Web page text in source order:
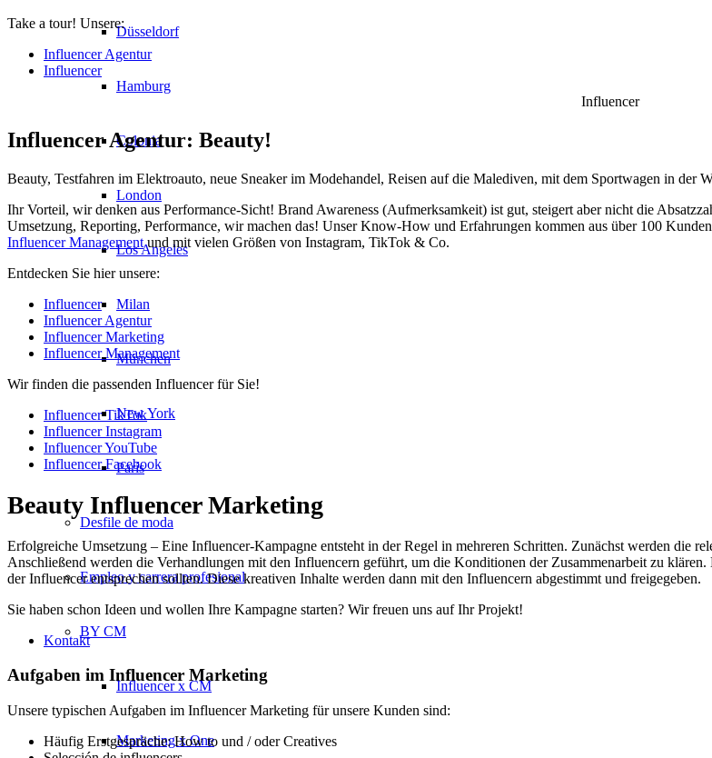
Düsseldorf
Hamburg
Colonia
London
Los Angeles
Milan
München
New York
París
Desfile de moda
Empleo y carrera profesional
BY CM
Influencer x CM
Marketing x One
Take a tour! Unsere:
Influencer Agentur
Influencer
Influencer
Influencer Agentur: Beauty!
Beauty, Testfahren im Elektroauto, neue Sneaker im Modehandel, Reisen auf die Malediven, mit dem Sportwagen in
Ihr Vorteil, wir denken aus Performance-Sicht! Brand Awareness (Aufmerksamkeit) ist gut, steigert aber nicht die
Umsetzung, Reporting, Performance, wir machen das! Unser Know-How und Erfahrungen kommen aus über 100
Influencer Managementund mit vielen Größen von Instagram, TikTok & Co.
Entdecken Sie hier unsere:
Influencer
Influencer Agentur
Influencer Marketing
Influencer Management
Wir finden die passenden Influencer für Sie!
Influencer TikTok
Influencer Instagram
Influencer YouTube
Influencer Facebook
Beauty Influencer Marketing
Erfolgreiche Umsetzung – Eine Influencer-Kampagne entsteht in der Regel in mehreren Schritten. Zunächst werden die
Anschließend werden die Verhandlungen mit den Influencern geführt, um die Konditionen der Zusammenarbeit zu
der Influencer entsprechen sollten. Diese kreativen Inhalte werden dann mit den Influencern abgestimmt und freigegeben.
Sie haben schon Ideen und wollen Ihre Kampagne starten? Wir freuen uns auf Ihr Projekt!
Kontakt
Aufgaben im Influencer Marketing
Unsere typischen Aufgaben im Influencer Marketing für unsere Kunden sind:
Häufig Erstgespräche: How to und / oder Creatives